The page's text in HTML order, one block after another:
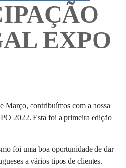
EXPO
Março, contribuímos com a nossa
2022. Esta foi a primeira edição
foi uma boa oportunidade de dar
a vários tipos de clientes.